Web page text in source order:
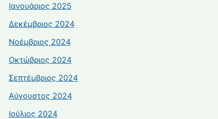
Ιανουάριος 2025
Δεκέμβριος 2024
Νοέμβριος 2024
Οκτώβριος 2024
Σεπτέμβριος 2024
Αύγουστος 2024
Ιούλιος 2024